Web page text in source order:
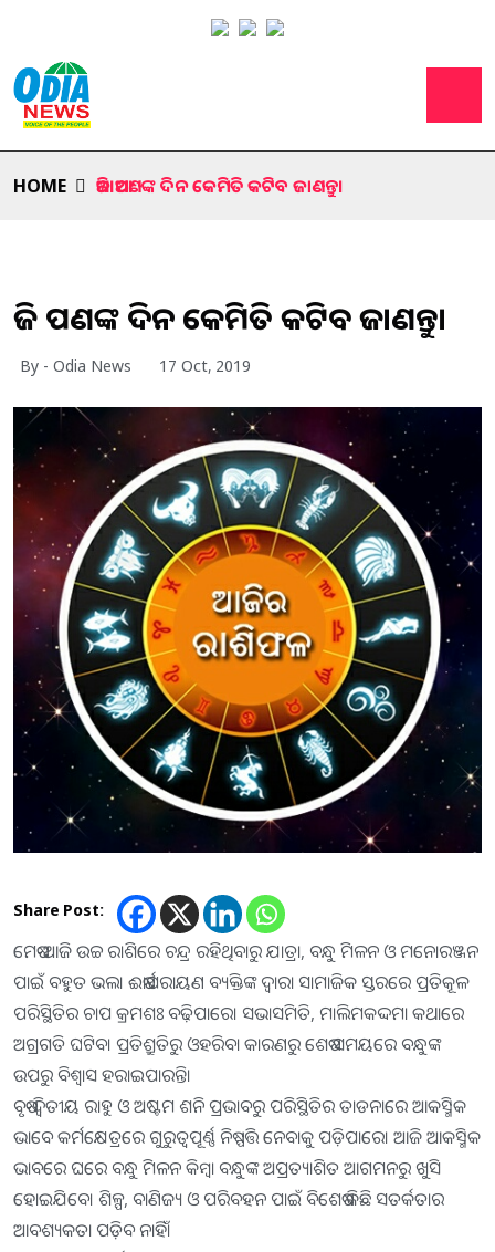
HOME ଆଜି ଆପଣଙ୍କ ଦିନ କେମିତି କଟିବ ଜାଣନ୍ତୁ।
ଆଜି ଆପଣଙ୍କ ଦିନ କେମିତି କଟିବ ଜାଣନ୍ତୁ।
By - Odia News 17 Oct, 2019
Share Post:
ମେଷ-ଆଜି ଉଚ୍ଚ ରାଶିରେ ଚନ୍ଦ୍ର ରହିଥିବାରୁ ଯାତ୍ରା, ବନ୍ଧୁ ମିଳନ ଓ ମନୋରଞ୍ଜନ
ପାଇଁ ବହୁତ ଭଲ। ଈର୍ଷାପରାୟଣ ବ୍ୟକ୍ତିଙ୍କ ଦ୍ୱାରା ସାମାଜିକ ସ୍ତରରେ ପ୍ରତିକୂଳ
ପରିସ୍ଥିତିର ଚାପ କ୍ରମଶଃ ବଢ଼ିପାରେ। ସଭାସମିତି, ମାଲିମକଦ୍ଦମା କଥାରେ
ଅଗ୍ରଗତି ଘଟିବ। ପ୍ରତିଶ୍ରୁତିରୁ ଓହରିବା କାରଣରୁ ଶେଷ ସମୟରେ ବନ୍ଧୁଙ୍କ
ଉପରୁ ବିଶ୍ୱାସ ହରାଇପାରନ୍ତି।
ବୃଷ-ଦ୍ୱିତୀୟ ରାହୁ ଓ ଅଷ୍ଟମ ଶନି ପ୍ରଭାବରୁ ପରିସ୍ଥିତିର ତାଡନାରେ ଆକସ୍ମିକ
ଭାବେ କର୍ମକ୍ଷେତ୍ରରେ ଗୁରୁତ୍ୱପୂର୍ଣ୍ଣ ନିଷ୍ପତ୍ତି ନେବାକୁ ପଡ଼ିପାରେ। ଆଜି ଆକସ୍ମିକ
ଭାବରେ ଘରେ ବନ୍ଧୁ ମିଳନ କିମ୍ବା ବନ୍ଧୁଙ୍କ ଅପ୍ରତ୍ୟାଶିତ ଆଗମନରୁ ଖୁସି
ହୋଇଯିବେ। ଶିଳ୍ପ, ବାଣିଜ୍ୟ ଓ ପରିବହନ ପାଇଁ ବିଶେଷ କିଛି ସତର୍କତାର
ଆବଶ୍ୟକତା ପଡ଼ିବ ନାହିଁ।